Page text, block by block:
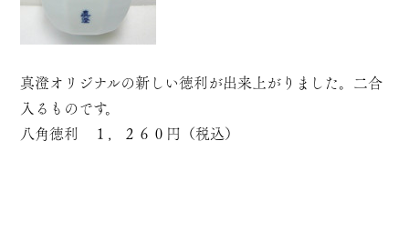
真澄オリジナルの新しい徳利が出来上がりました。二合
入るものです。
八角徳利 １，２６０円（税込）